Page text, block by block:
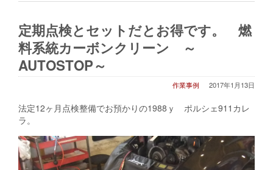
定期点検とセットだとお得です。 燃
料系統カーボンクリーン ～
AUTOSTOP～
2017年1月13日
作業事例
法定12ヶ月点検整備でお預かりの1988ｙ ポルシェ911カレ
ラ。